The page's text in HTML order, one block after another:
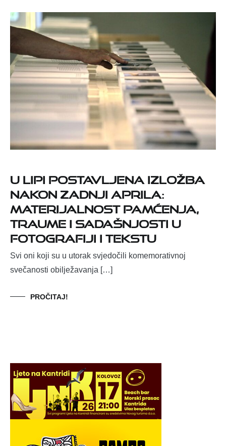
U Lipi postavljena izložba
Nakon zadnji aprila:
materijalnost pamćenja,
traume i sadašnjosti u
fotografiji i tekstu
Svi oni koji su u utorak svjedočili komemorativnoj
svečanosti obilježavanja […]
PROČITAJ!